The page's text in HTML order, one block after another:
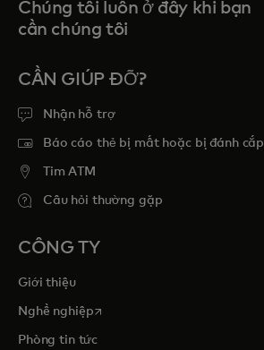
Chúng tôi luôn ở đây khi bạn
cần chúng tôi
CẦN GIÚP ĐỠ?
Nhận hỗ trợ
Báo cáo thẻ bị mất hoặc bị đánh cắp
Tim ATM
Câu hỏi thường gặp
CÔNG TY
Giới thiệu
Nghề nghiệpopens in a new tab
Phòng tin tức